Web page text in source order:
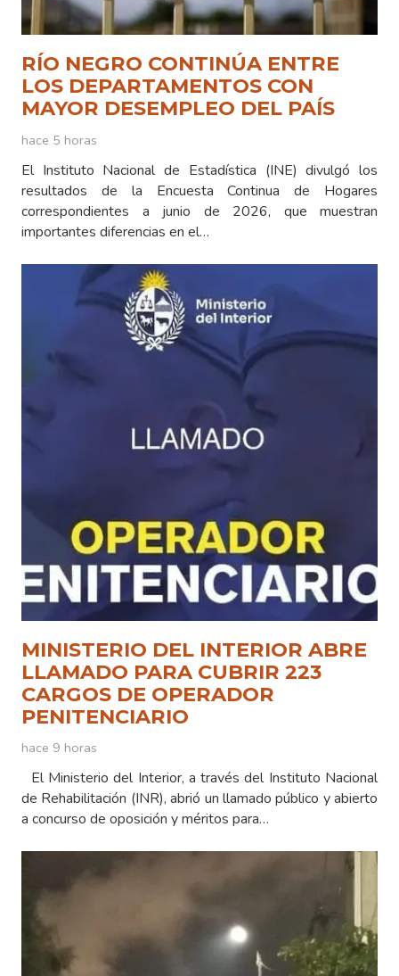
RÍO NEGRO CONTINÚA ENTRE
LOS DEPARTAMENTOS CON
MAYOR DESEMPLEO DEL PAÍS
hace 5 horas
El Instituto Nacional de Estadística (INE) divulgó los
resultados de la Encuesta Continua de Hogares
correspondientes a junio de 2026, que muestran
importantes diferencias en el…
MINISTERIO DEL INTERIOR ABRE
LLAMADO PARA CUBRIR 223
CARGOS DE OPERADOR
PENITENCIARIO
hace 9 horas
El Ministerio del Interior, a través del Instituto Nacional
de Rehabilitación (INR), abrió un llamado público y abierto
a concurso de oposición y méritos para…